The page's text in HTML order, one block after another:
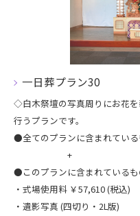
​一日葬プラン30
◇白木祭壇の写真周りにお花
行うプランです。
​●全てのプランに含まれている
+
●このプランに含まれているも
・式場使用料 ￥57,610 (税込)
・遺影写真 (四切り・2L版)